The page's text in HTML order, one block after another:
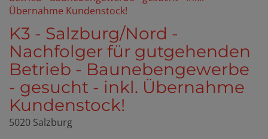
K3 - Salzburg/Nord -
Nachfolger für gutgehenden
Betrieb - Baunebengewerbe
- gesucht - inkl. Übernahme
Kundenstock!
5020 Salzburg